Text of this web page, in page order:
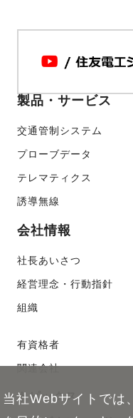
製品・サービス
交通管制システム
プローブデータ
テレマティクス
誘導無線
会社情報
社長あいさつ
経営理念・行動指針
組織
有資格者
関連会社
トピックス
当社Webサイトでは